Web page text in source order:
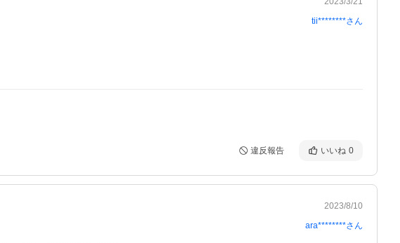
tii********さん
違反報告 いいね 0
2023/8/10
ara********さん